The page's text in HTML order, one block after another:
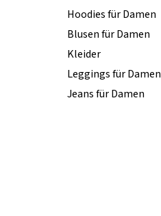
Hoodies für Damen
Blusen für Damen
Kleider
Leggings für Damen
Jeans für Damen